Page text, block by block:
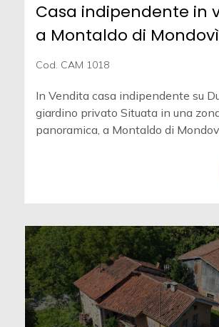
Casa indipendente in
a Montaldo di Mondovì
Cod. CAM 1018
In Vendita casa indipendente su
giardino privato Situata in una
panoramica, a Montaldo di